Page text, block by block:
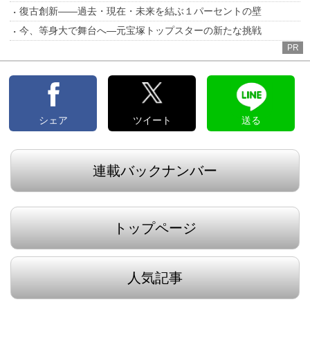
復古創新――過去・現在・未来を結ぶ１パーセントの壁
今、等身大で舞台へ―元宝塚トップスターの新たな挑戦
PR
シェア ツイート 送る
連載バックナンバー
トップページ
人気記事